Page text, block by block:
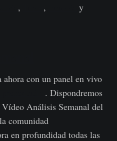
, ,
y
con un panel en vivo
. Dispondremos
Análisis Semanal del
comunidad
en profundidad todas las